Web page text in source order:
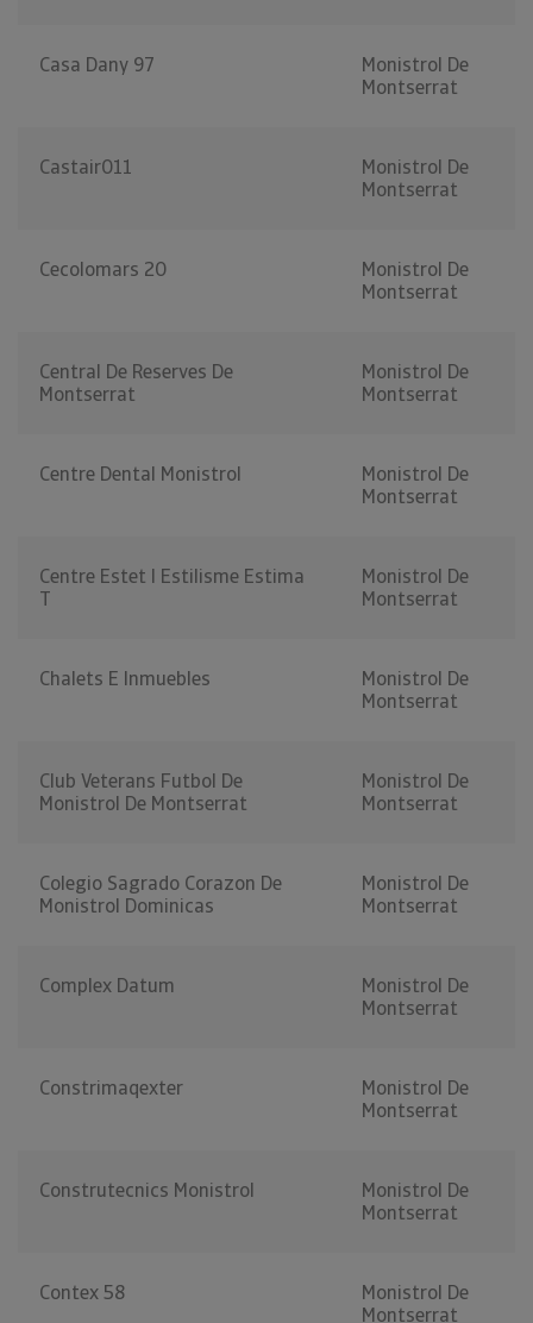
Casa Dany 97
Monistrol De
Montserrat
Castair011
Monistrol De
Montserrat
Cecolomars 20
Monistrol De
Montserrat
Central De Reserves De
Montserrat
Monistrol De
Montserrat
Centre Dental Monistrol
Monistrol De
Montserrat
Centre Estet I Estilisme Estima
T
Monistrol De
Montserrat
Chalets E Inmuebles
Monistrol De
Montserrat
Club Veterans Futbol De
Monistrol De Montserrat
Monistrol De
Montserrat
Colegio Sagrado Corazon De
Monistrol Dominicas
Monistrol De
Montserrat
Complex Datum
Monistrol De
Montserrat
Constrimaqexter
Monistrol De
Montserrat
Construtecnics Monistrol
Monistrol De
Montserrat
Contex 58
Monistrol De
Montserrat